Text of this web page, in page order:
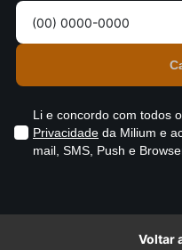
Li e concordo com todos
Privacidade da Milium e
mail, SMS, Push e
Voltar